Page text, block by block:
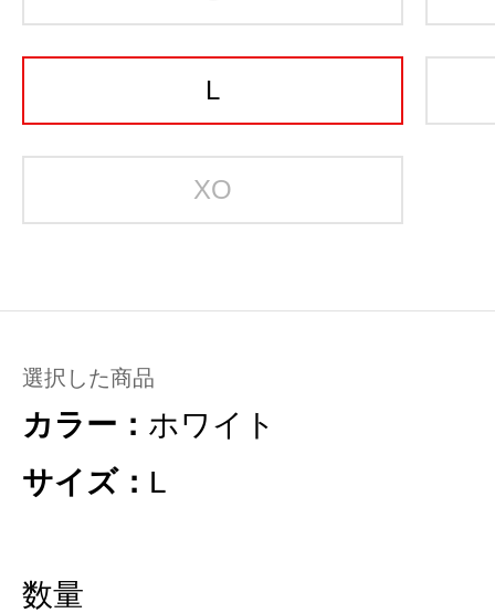
L
XO
選択した商品
カラー： ホワイト
サイズ： L
数量